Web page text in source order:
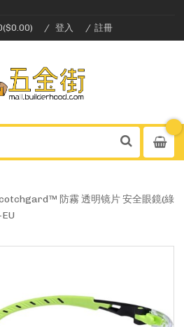
登入 註冊
防霧 透明镜片 安全眼鏡(綠